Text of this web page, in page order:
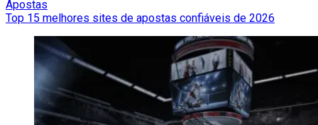
Apostas
Top 15 melhores sites de apostas confiáveis de 2026